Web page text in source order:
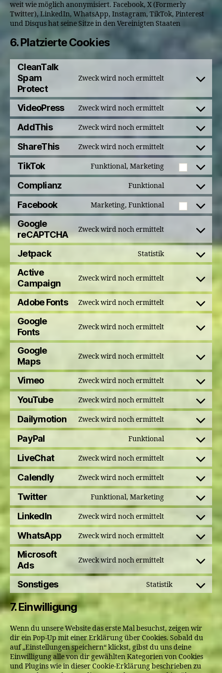
weit wie möglich anonymisiert. Facebook, X (Formerly
Twitter), LinkedIn, WhatsApp, Instagram, TikTok, Pinterest
und Disqus hat seine Sitze in den Vereinigten Staaten
6. Platzierte Cookies
CleanTalk
Spam
Protect
Zweck wird noch ermittelt
Consent
service
cleantalk-
VideoPress Zweck wird noch ermittelt
Consent
service
videopress
AddThis Zweck wird noch ermittelt
Consent
service
addthis
ShareThis Zweck wird noch ermittelt
Consent
service
sharethis
TikTok Funktional, Marketing
Consent
service
Complianz Funktional
Consent
service
complianz
Facebook Marketing, Funktional
Consent
service
facebook
Google
reCAPTCHA
Zweck wird noch ermittelt
Consent
to
service
recaptcha
Jetpack Statistik
Consent
service
jetpack
Active
Campaign
Zweck wird noch ermittelt
Consent
to
service
campaign
Adobe Fonts Zweck wird noch ermittelt
Consent
service
adobe-
Google
Fonts
Zweck wird noch ermittelt
Consent
to
service
Google
Maps
Zweck wird noch ermittelt
Consent
to
service
google-
maps
Vimeo Zweck wird noch ermittelt
Consent
service
YouTube Zweck wird noch ermittelt
Consent
service
youtube
Dailymotion Zweck wird noch ermittelt
Consent
service
dailymotion
PayPal Funktional
Consent
service
paypal
LiveChat Zweck wird noch ermittelt
Consent
service
livechat
Calendly Zweck wird noch ermittelt
Consent
service
calendly
Twitter Funktional, Marketing
Consent
service
twitter
LinkedIn Zweck wird noch ermittelt
Consent
service
linkedin
WhatsApp Zweck wird noch ermittelt
Consent
service
whatsapp
Microsoft
Ads
Zweck wird noch ermittelt
Consent
to
service
microsoft-
Sonstiges Statistik
Consent
sonstiges
7. Einwilligung
Wenn du unsere Website das erste Mal besuchst, zeigen wir
dir ein Pop-Up mit einer Erklärung über Cookies. Sobald du
auf „Einstellungen speichern“ klickst, gibst du uns deine
Einwilligung alle von dir gewählten Kategorien von Cookies
und Plugins wie in dieser Cookie-Erklärung beschrieben zu